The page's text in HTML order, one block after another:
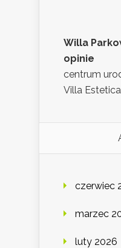
Willa
opinie
centrum
Villa Estetica
czerwiec
marzec
luty 2026